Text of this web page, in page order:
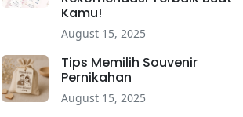
Kamu!
August 15, 2025
Tips Memilih Souvenir
Pernikahan
August 15, 2025